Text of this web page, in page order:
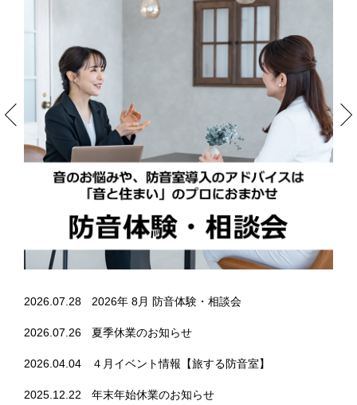
2026.07.28 2026年 8月 防音体験・相談会
2026.07.26 夏季休業のお知らせ
2026.04.04 ４月イベント情報【旅する防音室】
2025.12.22 年末年始休業のお知らせ